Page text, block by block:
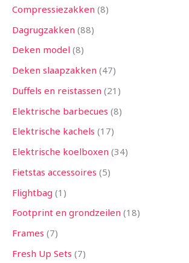
Compressiezakken 8
Dagrugzakken 88
Deken model 8
Deken slaapzakken 47
Duffels en reistassen 21
Elektrische barbecues 8
Elektrische kachels 17
Elektrische koelboxen 34
Fietstas accessoires 5
Flightbag 1
Footprint en grondzeilen 18
Frames 7
Fresh Up Sets 7